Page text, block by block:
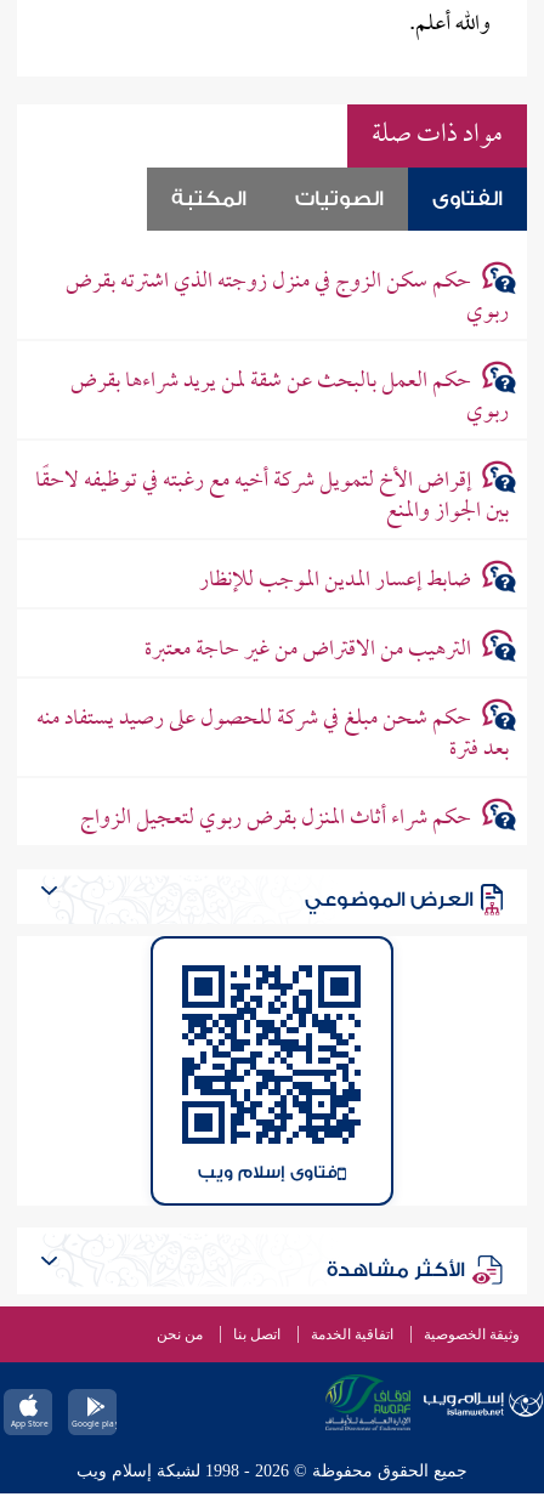
والله أعلم.
مواد ذات صلة
الفتاوى الصوتيات المكتبة
حكم سكن الزوج في منزل زوجته الذي اشترته بقرض
ربوي
حكم العمل بالبحث عن شقة لمن يريد شراءها بقرض
ربوي
إقراض الأخ لتمويل شركة أخيه مع رغبته في توظيفه لاحقًا
بين الجواز والمنع
ضابط إعسار المدين الموجب للإنظار
الترهيب من الاقتراض من غير حاجة معتبرة
حكم شحن مبلغ في شركة للحصول على رصيد يستفاد منه
بعد فترة
حكم شراء أثاث المنزل بقرض ربوي لتعجيل الزواج
العرض الموضوعي
فتاوى إسلام ويب
الأكثر مشاهدة
وثيقة الخصوصية اتفاقية الخدمة اتصل بنا من نحن
جميع الحقوق محفوظة © 2026 - 1998 لشبكة إسلام ويب